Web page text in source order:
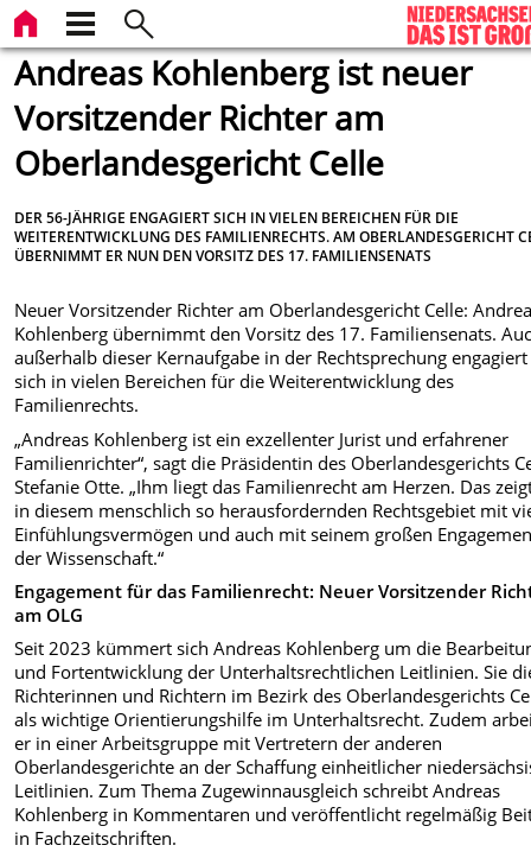
Andreas Kohlenberg ist neuer
Vorsitzender Richter am
Oberlandesgericht Celle
DER 56-JÄHRIGE ENGAGIERT SICH IN VIELEN BEREICHEN FÜR DIE
WEITERENTWICKLUNG DES FAMILIENRECHTS. AM OBERLANDESGERICHT
ÜBERNIMMT ER NUN DEN VORSITZ DES 17. FAMILIENSENATS
Neuer Vorsitzender Richter am Oberlandesgericht Celle:
Kohlenberg übernimmt den Vorsitz des 17. Familiensenats.
außerhalb dieser Kernaufgabe in der Rechtsprechung
sich in vielen Bereichen für die Weiterentwicklung des
Familienrechts.
„Andreas Kohlenberg ist ein exzellenter Jurist und erfahrener
Familienrichter“, sagt die Präsidentin des Oberlandesgerichts
Stefanie Otte. „Ihm liegt das Familienrecht am Herzen. Das
in diesem menschlich so herausfordernden Rechtsgebiet mit
Einfühlungsvermögen und auch mit seinem großen
der Wissenschaft.“
Engagement für das Familienrecht: Neuer Vorsitzender
am OLG
Seit 2023 kümmert sich Andreas Kohlenberg um die
und Fortentwicklung der Unterhaltsrechtlichen Leitlinien. Sie
Richterinnen und Richtern im Bezirk des Oberlandesgerichts
als wichtige Orientierungshilfe im Unterhaltsrecht. Zudem
er in einer Arbeitsgruppe mit Vertretern der anderen
Oberlandesgerichte an der Schaffung einheitlicher
Leitlinien. Zum Thema Zugewinnausgleich schreibt Andreas
Kohlenberg in Kommentaren und veröffentlicht regelmäßig
in Fachzeitschriften.